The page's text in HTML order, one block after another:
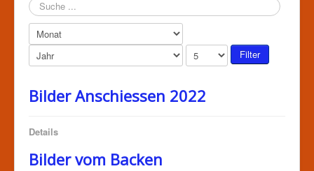
Filter
Bilder Anschiessen 2022
Details
Bilder vom Backen